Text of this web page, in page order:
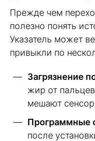
Прежде чем
полезно понять
Указатель может
привыкли по
Загрязнение
жир от
мешают
Программные
после